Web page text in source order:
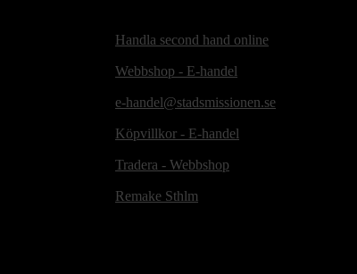
Handla second hand online
Webbshop - E-handel
e-handel@stadsmissionen.se
Köpvillkor - E-handel
Tradera - Webbshop
Remake Sthlm